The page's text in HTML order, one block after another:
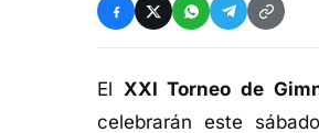
El XXI Torneo de
celebrarán este